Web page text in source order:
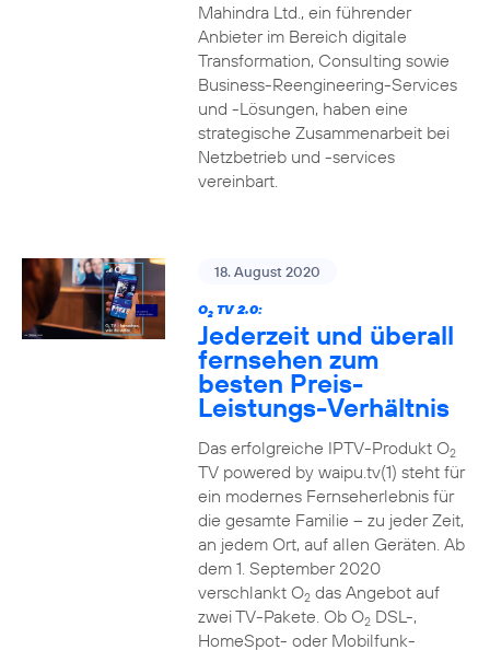
Mahindra Ltd., ein führender
Anbieter im Bereich digitale
Transformation, Consulting sowie
Business-Reengineering-Services
und -Lösungen, haben eine
strategische Zusammenarbeit bei
Netzbetrieb und -services
vereinbart.
18. August 2020
O2TV 2.0:
Jederzeit und überall
fernsehen zum
besten Preis-
Leistungs-Verhältnis
Das erfolgreiche IPTV-Produkt O2
TV powered by waipu.tv(1) steht für
ein modernes Fernseherlebnis für
die gesamte Familie – zu jeder Zeit,
an jedem Ort, auf allen Geräten. Ab
dem 1. September 2020
verschlankt O2das Angebot auf
zwei TV-Pakete. Ob O2DSL-,
HomeSpot- oder Mobilfunk-